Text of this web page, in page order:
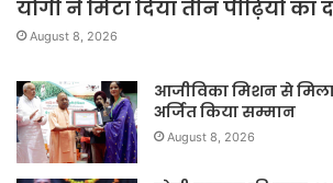
योगी ने मिटा दिया तीन पीढ़ियों का
August 8, 2026
आजीविका मिशन से मिला
अर्जित किया सम्मान
August 8, 2026